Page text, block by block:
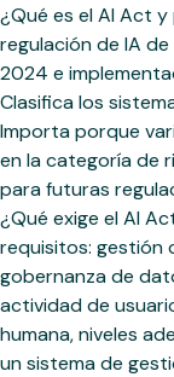
¿Qué es el AI Act
regulación de IA
2024 e
Clasifica los
Importa porque
en la categoría de
para futuras
¿Qué exige el AI
requisitos: gestión
gobernanza de
actividad de
humana, niveles
un sistema de